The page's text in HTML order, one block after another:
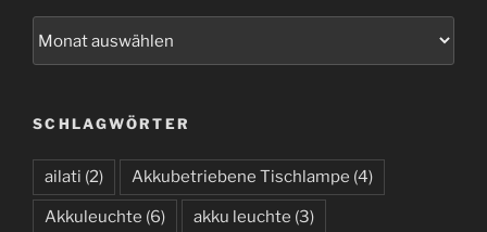
i
v
SCHLAGWÖRTER
ailati (2) Akkubetriebene Tischlampe (4)
Akkuleuchte (6) akku leuchte (3)